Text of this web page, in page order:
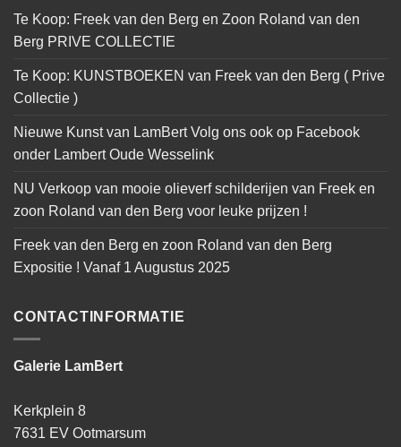
Te Koop: Freek van den Berg en Zoon Roland van den
Berg PRIVE COLLECTIE
Te Koop: KUNSTBOEKEN van Freek van den Berg ( Prive
Collectie )
Nieuwe Kunst van LamBert Volg ons ook op Facebook
onder Lambert Oude Wesselink
NU Verkoop van mooie olieverf schilderijen van Freek en
zoon Roland van den Berg voor leuke prijzen !
Freek van den Berg en zoon Roland van den Berg
Expositie ! Vanaf 1 Augustus 2025
CONTACTINFORMATIE
Galerie LamBert
Kerkplein 8
7631 EV Ootmarsum